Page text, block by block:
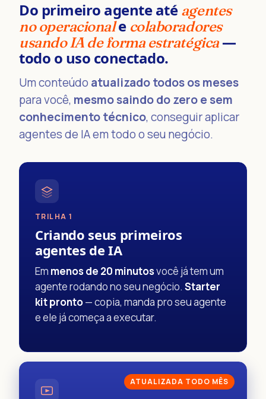
Do primeiro agente até agentes
no operacionale colaboradores
usando IA de forma estratégica—
todo o uso conectado.
Um conteúdo atualizado todos os meses
para você, mesmo saindo do zero e sem
conhecimento técnico, conseguir aplicar
agentes de IA em todo o seu negócio.
TRILHA 1
Criando seus primeiros
agentes de IA
Em menos de 20 minutosvocê já tem um
agente rodando no seu negócio. Starter
kit pronto— copia, manda pro seu agente
e ele já começa a executar.
ATUALIZADA TODO MÊS